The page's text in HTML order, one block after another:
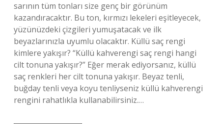
sarının tüm tonları size genç bir görünüm
kazandıracaktır. Bu ton, kırmızı lekeleri eşitleyecek,
yüzünüzdeki çizgileri yumuşatacak ve ilk
beyazlarınızla uyumlu olacaktır. Küllü saç rengi
kimlere yakışır? “Küllü kahverengi saç rengi hangi
cilt tonuna yakışır?” Eğer merak ediyorsanız, küllü
saç renkleri her cilt tonuna yakışır. Beyaz tenli,
buğday tenli veya koyu tenliyseniz küllü kahverengi
rengini rahatlıkla kullanabilirsiniz.…